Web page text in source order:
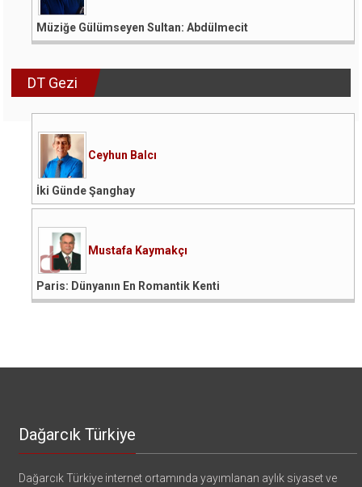
Müziğe Gülümseyen Sultan: Abdülmecit
DT Gezi
Ceyhun Balcı
İki Günde Şanghay
Mustafa Kaymakçı
Paris: Dünyanın En Romantik Kenti
Dağarcık Türkiye
Dağarcık Türkiye internet ortamında yayımlanan aylık siyaset ve